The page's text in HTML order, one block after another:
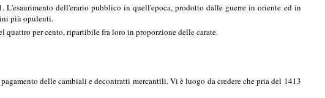
dell'erario pubblico in quell'epoca, prodotto dalle guerre in oriente ed in
più opulenti.
per cento, ripartibile fra loro in proporzione delle carate.
delle cambiali e decontratti mercantili. Vi è luogo da credere che pria del 1413